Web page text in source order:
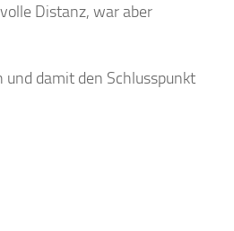
Distanz, war aber
damit den Schlusspunkt